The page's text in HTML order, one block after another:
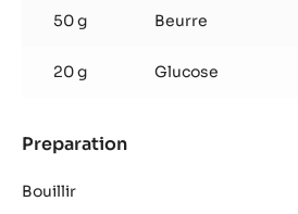
50 g Beurre
20 g Glucose
Preparation
Bouillir